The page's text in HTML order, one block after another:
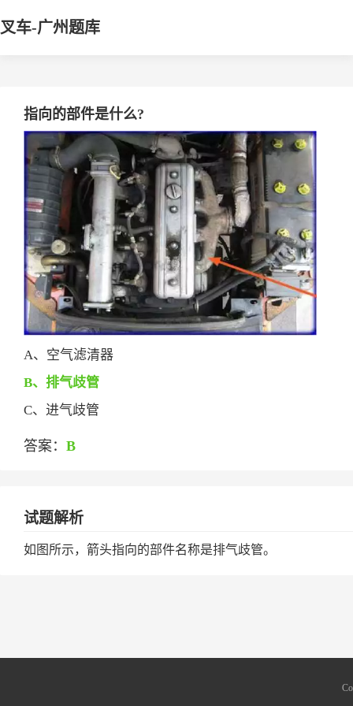
叉车-广州题库
指向的部件是什么?
A、空气滤清器
B、排气歧管
C、进气歧管
答案： B
试题解析
如图所示，箭头指向的部件名称是排气歧管。